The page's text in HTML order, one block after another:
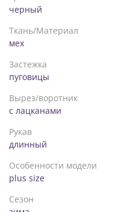
черный
Ткань/Материал
мех
Застежка
пуговицы
Вырез/воротник
с лацканами
Рукав
длинный
Особенности модели
plus size
Сезон